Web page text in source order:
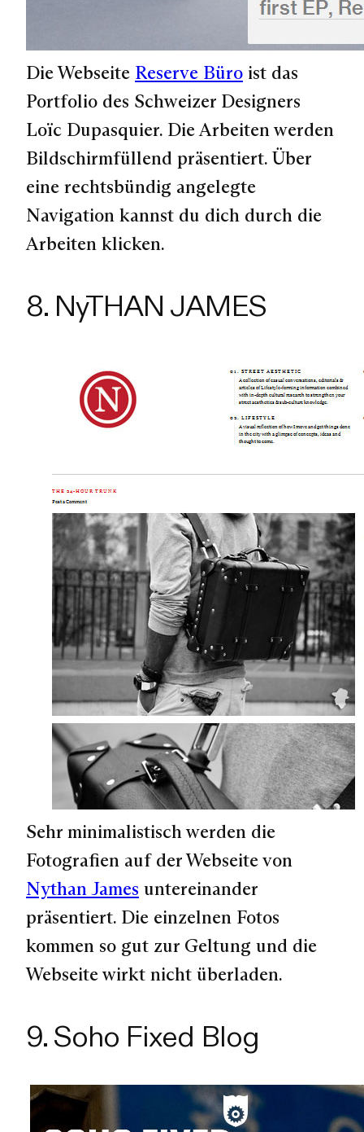
Die Webseite Reserve Büro ist das
Portfolio des Schweizer Designers
Loïc Dupasquier. Die Arbeiten werden
Bildschirmfüllend präsentiert. Über
eine rechtsbündig angelegte
Navigation kannst du dich durch die
Arbeiten klicken.
8. NyTHAN JAMES
Sehr minimalistisch werden die
Fotografien auf der Webseite von
Nythan James untereinander
präsentiert. Die einzelnen Fotos
kommen so gut zur Geltung und die
Webseite wirkt nicht überladen.
9. Soho Fixed Blog